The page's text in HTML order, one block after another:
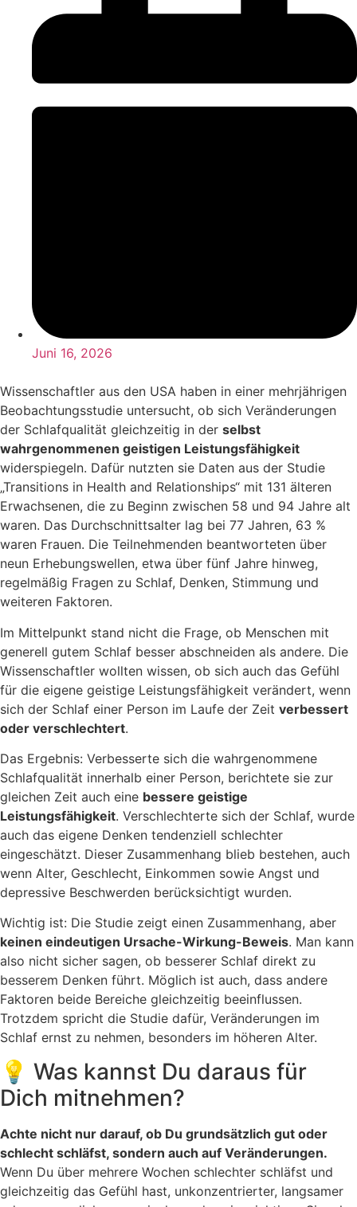
Juni 16, 2026
Wissenschaftler aus den USA haben in einer mehrjährigen
Beobachtungsstudie untersucht, ob sich Veränderungen
der Schlafqualität gleichzeitig in der selbst
wahrgenommenen geistigen Leistungsfähigkeit
widerspiegeln. Dafür nutzten sie Daten aus der Studie
„Transitions in Health and Relationships“ mit 131 älteren
Erwachsenen, die zu Beginn zwischen 58 und 94 Jahre alt
waren. Das Durchschnittsalter lag bei 77 Jahren, 63 %
waren Frauen. Die Teilnehmenden beantworteten über
neun Erhebungswellen, etwa über fünf Jahre hinweg,
regelmäßig Fragen zu Schlaf, Denken, Stimmung und
weiteren Faktoren.
Im Mittelpunkt stand nicht die Frage, ob Menschen mit
generell gutem Schlaf besser abschneiden als andere. Die
Wissenschaftler wollten wissen, ob sich auch das Gefühl
für die eigene geistige Leistungsfähigkeit verändert, wenn
sich der Schlaf einer Person im Laufe der Zeit verbessert
oder verschlechtert.
Das Ergebnis: Verbesserte sich die wahrgenommene
Schlafqualität innerhalb einer Person, berichtete sie zur
gleichen Zeit auch eine bessere geistige
Leistungsfähigkeit. Verschlechterte sich der Schlaf, wurde
auch das eigene Denken tendenziell schlechter
eingeschätzt. Dieser Zusammenhang blieb bestehen, auch
wenn Alter, Geschlecht, Einkommen sowie Angst und
depressive Beschwerden berücksichtigt wurden.
Wichtig ist: Die Studie zeigt einen Zusammenhang, aber
keinen eindeutigen Ursache-Wirkung-Beweis. Man kann
also nicht sicher sagen, ob besserer Schlaf direkt zu
besserem Denken führt. Möglich ist auch, dass andere
Faktoren beide Bereiche gleichzeitig beeinflussen.
Trotzdem spricht die Studie dafür, Veränderungen im
Schlaf ernst zu nehmen, besonders im höheren Alter.
💡 Was kannst Du daraus für
Dich mitnehmen?
Achte nicht nur darauf, ob Du grundsätzlich gut oder
schlecht schläfst, sondern auch auf Veränderungen.
Wenn Du über mehrere Wochen schlechter schläfst und
gleichzeitig das Gefühl hast, unkonzentrierter, langsamer